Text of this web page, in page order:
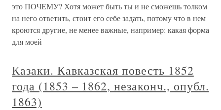
это ПОЧЕМУ? Хотя может быть ты и не сможешь толком
на него ответить, стоит его себе задать, потому что в нем
кроются другие, не менее важные, например: какая форма
для моей
Казаки. Кавказская повесть 1852
года (1853 – 1862, незаконч., опубл.
1863)